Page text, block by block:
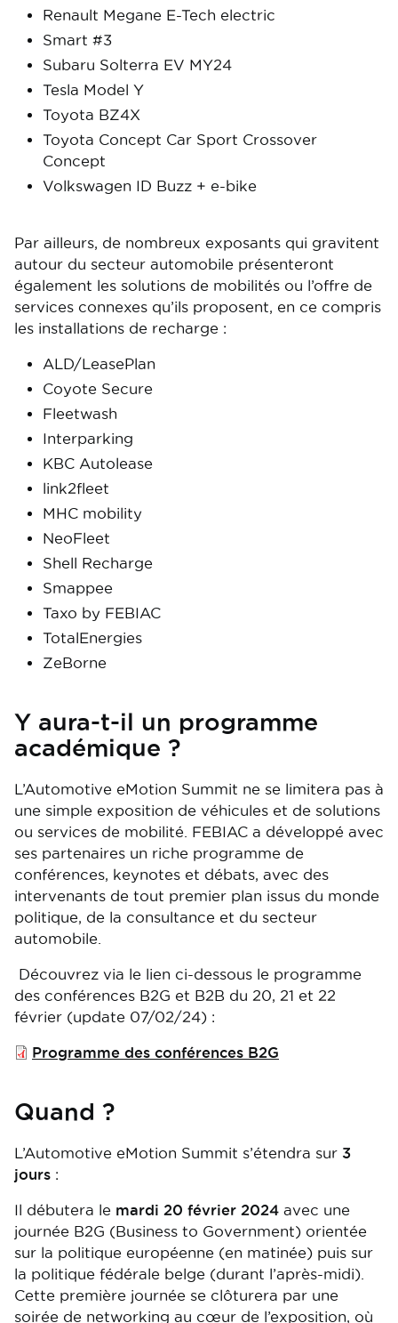
Renault Megane E-Tech electric
Smart #3
Subaru Solterra EV MY24
Tesla Model Y
Toyota BZ4X
Toyota Concept Car Sport Crossover
Concept
Volkswagen ID Buzz + e-bike
Par ailleurs, de nombreux exposants qui gravitent
autour du secteur automobile présenteront
également les solutions de mobilités ou l’offre de
services connexes qu’ils proposent, en ce compris
les installations de recharge :
ALD/LeasePlan
Coyote Secure
Fleetwash
Interparking
KBC Autolease
link2fleet
MHC mobility
NeoFleet
Shell Recharge
Smappee
Taxo by FEBIAC
TotalEnergies
ZeBorne
Y aura-t-il un programme
académique ?
L’Automotive eMotion Summit ne se limitera pas à
une simple exposition de véhicules et de solutions
ou services de mobilité. FEBIAC a développé avec
ses partenaires un riche programme de
conférences, keynotes et débats, avec des
intervenants de tout premier plan issus du monde
politique, de la consultance et du secteur
automobile.
Découvrez via le lien ci-dessous le programme
des conférences B2G et B2B du 20, 21 et 22
février (update 07/02/24) :
FileProgramme des conférences B2G
Quand ?
L’Automotive eMotion Summit s’étendra sur 3
jours :
Il débutera le mardi 20 février 2024 avec une
journée B2G (Business to Government) orientée
sur la politique européenne (en matinée) puis sur
la politique fédérale belge (durant l’après-midi).
Cette première journée se clôturera par une
soirée de networking au cœur de l’exposition, où